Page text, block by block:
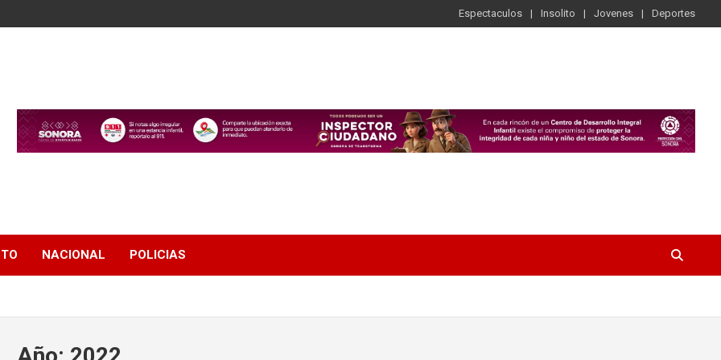
Espectaculos Insolito Jovenes Deportes
NACIONAL POLICIAS